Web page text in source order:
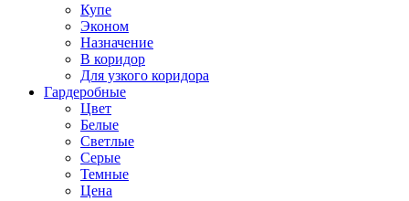
Купе
Эконом
Назначение
В коридор
Для узкого коридора
Гардеробные
Цвет
Белые
Светлые
Серые
Темные
Цена